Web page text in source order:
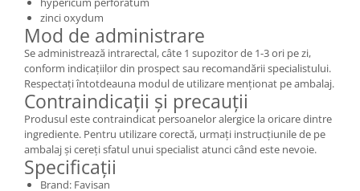
zinci oxydum
Mod de administrare
Se administrează intrarectal, câte 1 supozitor de 1-3 ori pe zi,
conform indicațiilor din prospect sau recomandării specialistului.
Respectați întotdeauna modul de utilizare menționat pe ambalaj.
Contraindicații și precauții
Produsul este contraindicat persoanelor alergice la oricare dintre
ingrediente. Pentru utilizare corectă, urmați instrucțiunile de pe
ambalaj și cereți sfatul unui specialist atunci când este nevoie.
Specificații
Brand: Favisan